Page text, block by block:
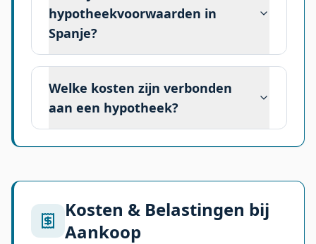
hypotheekvoorwaarden in
Spanje?
Welke kosten zijn verbonden
aan een hypotheek?
Kosten & Belastingen bij
Aankoop